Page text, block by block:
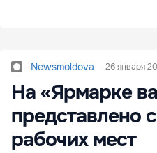
Newsmoldova 26 января
На «Ярмарке
представлено
рабочих мест